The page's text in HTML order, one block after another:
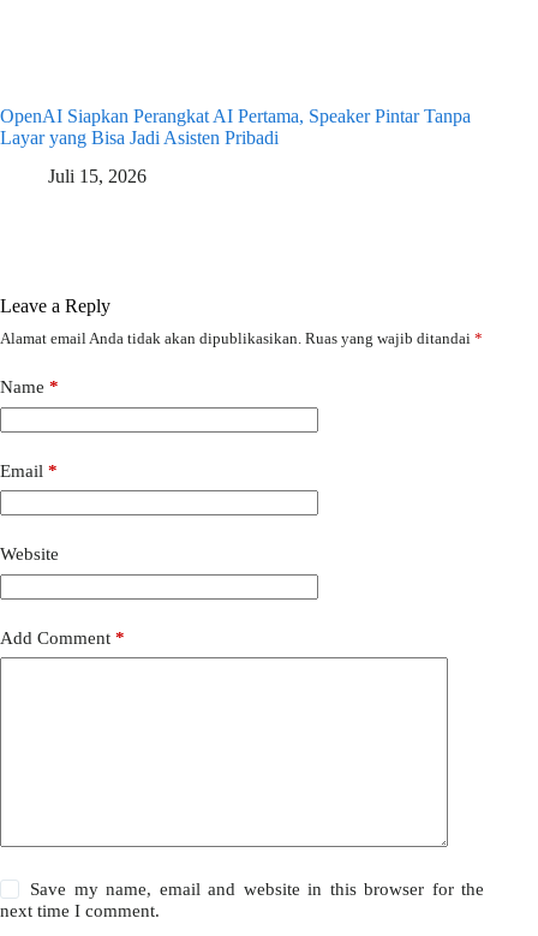
OpenAI Siapkan Perangkat AI Pertama, Speaker Pintar Tanpa
Layar yang Bisa Jadi Asisten Pribadi
Juli 15, 2026
Leave a Reply
Alamat email Anda tidak akan dipublikasikan. Ruas yang wajib ditandai *
Name *
Email *
Website
Add Comment *
Save my name, email and website in this browser for the
next time I comment.